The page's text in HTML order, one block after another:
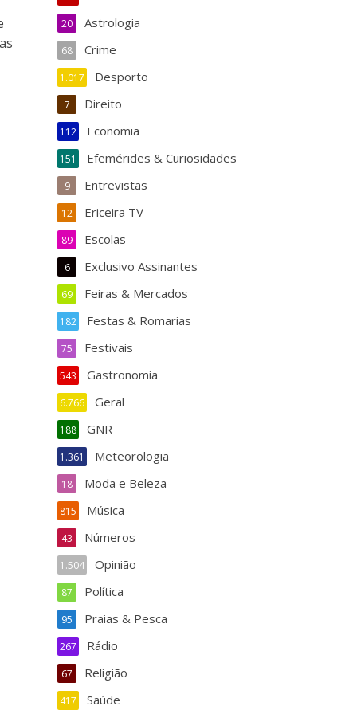
Astrologia
20
Crime
68
Desporto
1.017
Direito
7
Economia
112
Efemérides & Curiosidades
151
Entrevistas
9
Ericeira TV
12
Escolas
89
Exclusivo Assinantes
6
Feiras & Mercados
69
Festas & Romarias
182
Festivais
75
Gastronomia
543
Geral
6.766
GNR
188
Meteorologia
1.361
Moda e Beleza
18
Música
815
Números
43
Opinião
1.504
Política
87
Praias & Pesca
95
Rádio
267
Religião
67
Saúde
417